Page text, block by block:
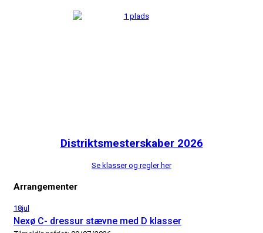
Distriktsmesterskaber 2026
Se klasser og regler her
Arrangementer
18jul
Nexø C- dressur stævne med D klasser